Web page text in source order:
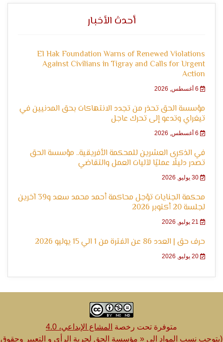
وحقوق
أحدث الأخبار
El Hak Foundation Warns of Renewed Violations
Against Civilians in Tigray and Calls for Urgent
Action
مؤسسة الحق تحذر من تجدد الانتهاكات بحق المدنيين في
تيغراي وتدعو إلى تحرك عاجل
في الذكرى العشرين للمحكمة الأفريقية.. مؤسسة الحق
تصدر دليلًا عمليًا لآليات العمل والتقاضي
30 يوليو, 2026
محكمة الجنايات تؤجل محاكمة أحمد محمد سعد و39 آخرين
لجلسة 20 أكتوبر 2026
حرف حق | العدد 86 عن الفترة من 1 الي 15 يوليو 2026
20 يوليو, 2026
متوفرة تحت رخصة المشاع الإبداعي، 4.0
(يتوجب نسب المواد الى « مؤسسة الحق لحرية الرأي و التعبير وحقوق